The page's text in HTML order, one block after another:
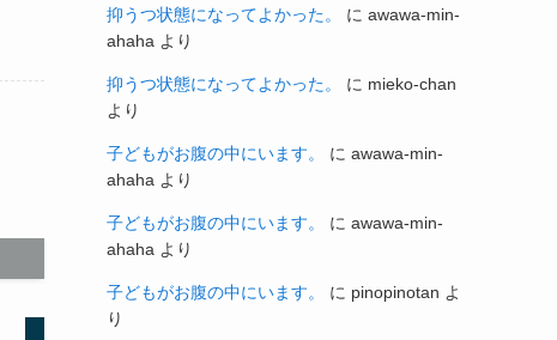
抑うつ状態になってよかった。 に awawa-min-
ahaha より
抑うつ状態になってよかった。 に mieko-chan
より
子どもがお腹の中にいます。 に awawa-min-
ahaha より
子どもがお腹の中にいます。 に awawa-min-
ahaha より
子どもがお腹の中にいます。 に pinopinotan よ
り